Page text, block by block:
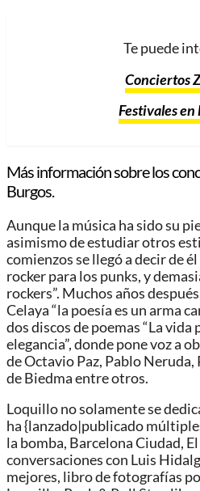
Te puede
Conciertos
Festivales en
Más información sobre los
Burgos.
Aunque la música ha sido su
asimismo de estudiar otros
comienzos se llegó a decir de
rocker para los punks, y
rockers”. Muchos años
Celaya “la poesía es un arma
dos discos de poemas “La vida
elegancia”, donde pone voz a
de Octavio Paz, Pablo Neruda,
de Biedma entre otros.
Loquillo no solamente se
ha {lanzado|publicado
la bomba, Barcelona Ciudad,
conversaciones con Luis
mejores, libro de fotografías